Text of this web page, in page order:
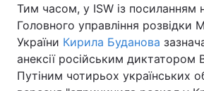
Тим часом, у ISW із посиланням
Головного управління розвідки
України Кирила Буданова
анексії російським
Путіним чотирьох українських